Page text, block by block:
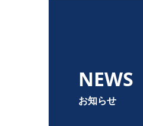
NEWS
お知らせ